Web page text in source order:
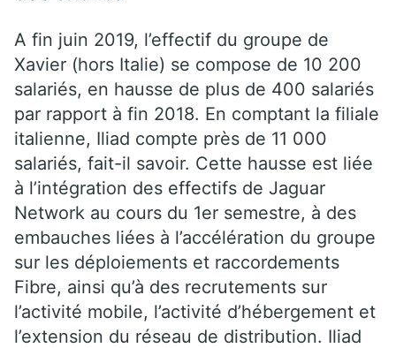
A fin juin 2019, l’effectif du groupe de
Xavier (hors Italie) se compose de 10 200
salariés, en hausse de plus de 400 salariés
par rapport à fin 2018. En comptant la filiale
italienne, Iliad compte près de 11 000
salariés, fait-il savoir. Cette hausse est liée
à l’intégration des effectifs de Jaguar
Network au cours du 1er semestre, à des
embauches liées à l’accélération du groupe
sur les déploiements et raccordements
Fibre, ainsi qu’à des recrutements sur
l’activité mobile, l’activité d’hébergement et
l’extension du réseau de distribution. Iliad